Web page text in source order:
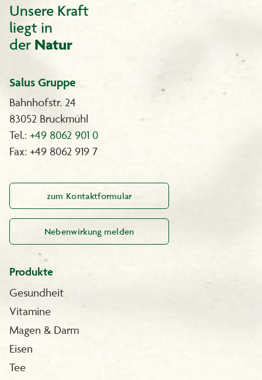
Unsere Kraft
liegt in
der Natur
Salus Gruppe
Bahnhofstr. 24
83052 Bruckmühl
Tel.: +49 8062 901 0
Fax: +49 8062 919 7
zum Kontaktformular
Nebenwirkung melden
Produkte
Gesundheit
Vitamine
Magen & Darm
Eisen
Tee